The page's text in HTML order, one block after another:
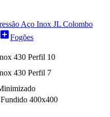
Aço Inox JL Colombo
add_boxFogões
430 Perfil 10
430 Perfil 7
400x400